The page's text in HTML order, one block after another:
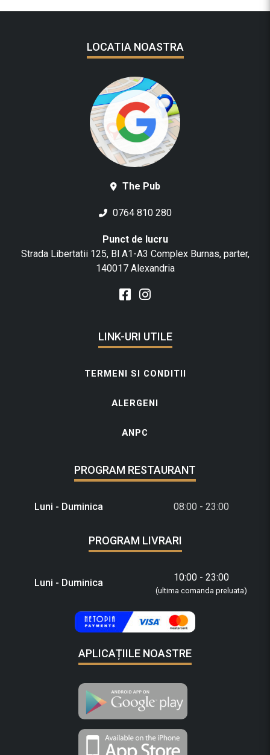
LOCATIA NOASTRA
The Pub
0764 810 280
Punct de lucru
Strada Libertatii 125, Bl A1-A3 Complex Burnas, parter,
140017 Alexandria
LINK-URI UTILE
TERMENI SI CONDITII
ALERGENI
ANPC
PROGRAM RESTAURANT
Luni - Duminica 08:00 - 23:00
PROGRAM LIVRARI
Luni - Duminica 10:00 - 23:00
(ultima comanda preluata)
APLICAȚIILE NOASTRE